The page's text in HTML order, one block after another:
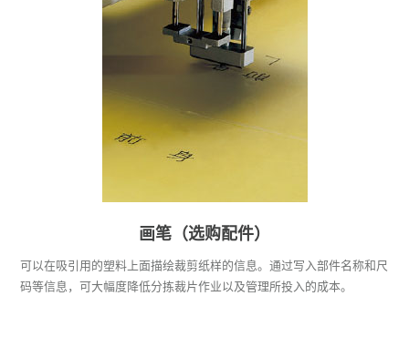
画笔（选购配件）
可以在吸引用的塑料上面描绘裁剪纸样的信息。通过写入部件名称和尺
码等信息，可大幅度降低分拣裁片作业以及管理所投入的成本。